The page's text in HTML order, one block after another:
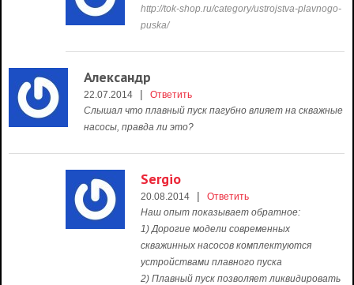
http://tok-shop.ru/category/ustrojstva-plavnogo-
puska/
Александр
22.07.2014 |
Ответить
Слышал что плавный пуск пагубно влияет на скважные
насосы, правда ли это?
Sergio
20.08.2014 |
Ответить
Наш опыт показывает обратное:
1) Дорогие модели современных
скважинных насосов комплектуются
устройствами плавного пуска
2) Плавный пуск позволяет ликвидировать